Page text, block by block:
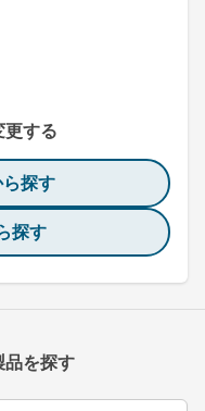
する
探す
探す
品を探す